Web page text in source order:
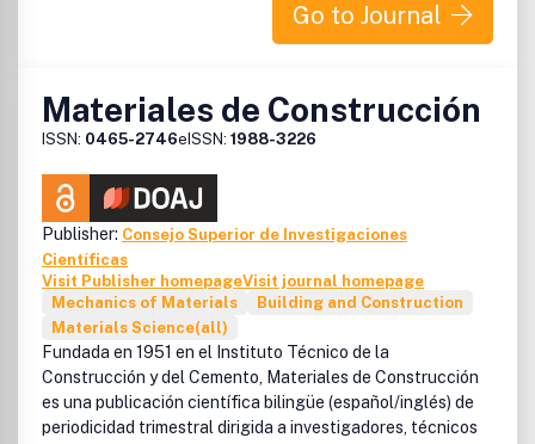
Go to Journal
Materiales de Construcción
ISSN: 0465-2746eISSN: 1988-3226
Publisher: Consejo Superior de Investigaciones
Científicas
Visit Publisher homepageVisit journal homepage
Mechanics of Materials
Building and Construction
Materials Science(all)
Fundada en 1951 en el Instituto Técnico de la
Construcción y del Cemento, Materiales de Construcción
es una publicación científica bilingüe (español/inglés) de
periodicidad trimestral dirigida a investigadores, técnicos